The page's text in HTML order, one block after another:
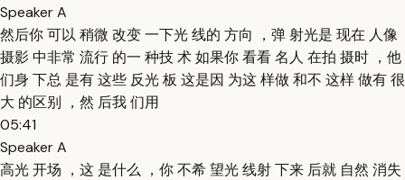
Speaker A
然后你 可以 稍微 改变 一下光 线的 方向 ，弹 射光是 现在 人像
摄影 中非常 流行 的一 种技 术 如果你 看看 名人 在拍 摄时 ，他
们身 下总 是有 这些 反光 板 这是因 为这 样做 和不 这样 做有 很
大 的区别 ，然 后我 们用
05:41
Speaker A
高光 开场 ，这 是什么 ，你 不希 望光 线射 下来 后就 自然 消失